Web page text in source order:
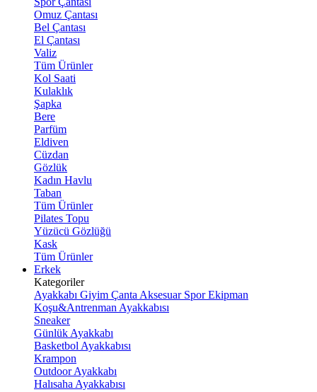
Omuz Çantası
Bel Çantası
El Çantası
Valiz
Tüm Ürünler
Kol Saati
Kulaklık
Şapka
Bere
Parfüm
Eldiven
Cüzdan
Gözlük
Kadın Havlu
Taban
Tüm Ürünler
Pilates Topu
Yüzücü Gözlüğü
Kask
Tüm Ürünler
Erkek
Kategoriler
Ayakkabı Giyim Çanta Aksesuar Spor Ekipman
Koşu&Antrenman Ayakkabısı
Sneaker
Günlük Ayakkabı
Basketbol Ayakkabısı
Krampon
Outdoor Ayakkabı
Halısaha Ayakkabısı